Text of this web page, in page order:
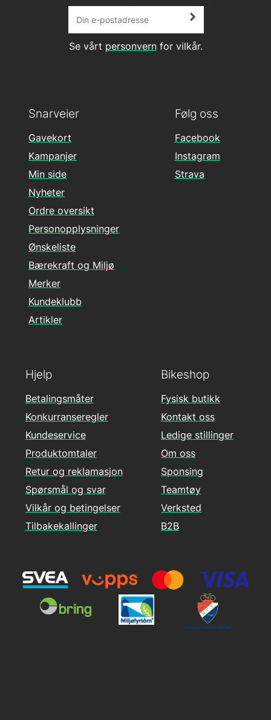
Se vårt personvernfor vilkår.
Følg oss
Facebook
Instagram
Strava
Hjelp
Betalingsmåter
Konkurranseregler
Kundeservice
Produktomtaler
Retur og reklamasjon
Spørsmål og svar
Vilkår og betingelser
Tilbakekallinger
Snarveier
Gavekort
Kampanjer
Min side
Nyheter
Ordre oversikt
Personopplysninger
Ønskeliste
Bærekraft og Miljø
Merker
Kundeklubb
Artikler
Bikeshop
Fysisk butikk
Kontakt oss
Ledige stillinger
Om oss
Sponsing
Teamtøy
Verksted
B2B